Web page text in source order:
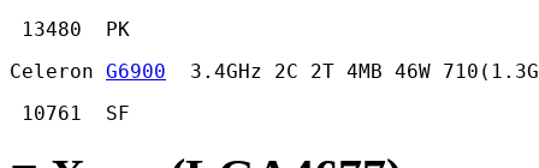
13480  PK
Celeron G6900
3.4GHz 2C 2T 4MB 46W
10761  SF